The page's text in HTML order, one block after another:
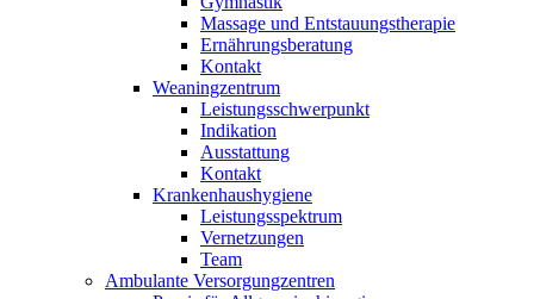
Massage und Entstauungstherapie
Ernährungsberatung
Kontakt
Weaningzentrum
Leistungsschwerpunkt
Indikation
Ausstattung
Kontakt
Krankenhaushygiene
Leistungsspektrum
Vernetzungen
Team
Ambulante Versorgungzentren